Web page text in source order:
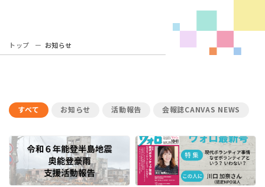
トップ お知らせ
すべて お知らせ 活動報告 会報誌CANVAS NEWS